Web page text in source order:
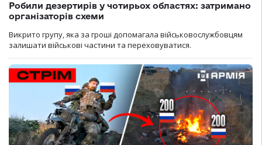
Робили дезертирів у чотирьох областях: затримано
організаторів схеми
Викрито групу, яка за гроші допомагала військовослужбовцям
залишати військові частини та переховуватися.